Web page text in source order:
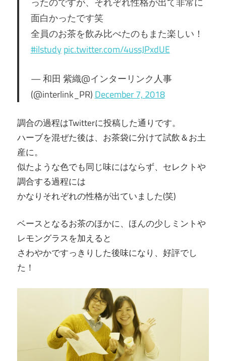
面白かったです笑
全員のお茶を飲み比べたのもまた楽しい！
#ilstudy pic.twitter.com/4ussJPxdUE
— 和田 紫織@インターリンク人事
(@interlink_PR) December 7, 2018
調合の過程はTwitterに投稿した通りです。
ハーブを混ぜた後は、お茶袋に分けて試飲＆お土
産に。
似たような色でも同じ味にはならず、セレクトや
調合する過程には
かなりそれぞれの性格が出ていました(笑)
ベースとなるお茶のほかに、ほんの少しミントや
レモングラスを加えると
さわやかですっきりした後味になり、好評でし
た！